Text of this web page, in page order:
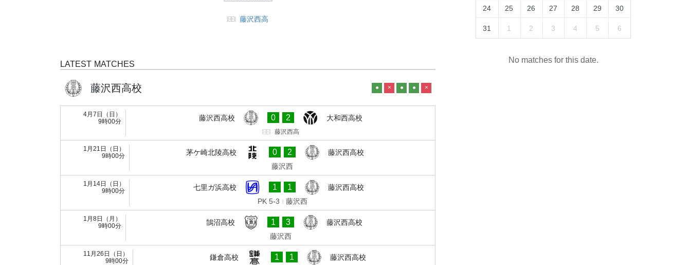
藤沢西高
LATEST MATCHES
藤沢西高校 ● × ● ● ×
4月7日（日）
9時00分
藤沢西高校 0 2 大和西高校
藤沢西高
1月21日（日）
9時00分
茅ケ崎北陵高校 0 2
藤沢西高校
藤沢西
1月14日（日）
9時00分
七里ガ浜高校 1 1
藤沢西高校
PK 5-3
藤沢西
1月8日（月）
9時00分
鵠沼高校 1 3
藤沢西高校
藤沢西
11月26日（日）
9時00分
鎌倉高校 1 1
藤沢西高校
24 25 26 27 28 29 30
31 1 2 3 4 5 6
No matches for this date.